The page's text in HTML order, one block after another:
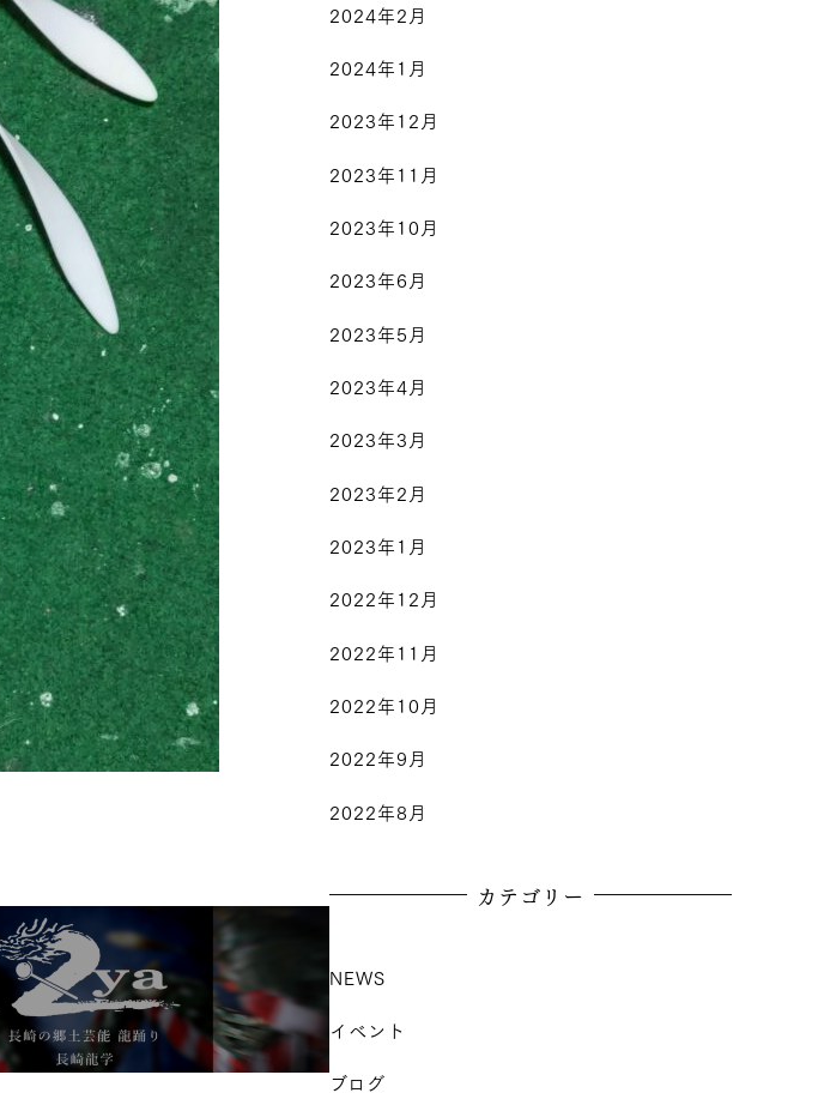
2024年2月
2024年1月
2023年12月
2023年11月
2023年10月
2023年6月
2023年5月
2023年4月
2023年3月
2023年2月
2023年1月
2022年12月
2022年11月
2022年10月
2022年9月
2022年8月
カテゴリー
NEWS
イベント
ブログ